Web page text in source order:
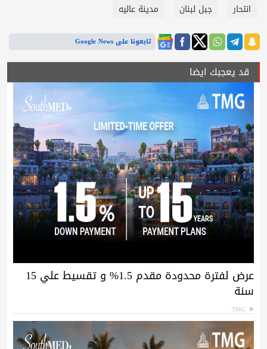
انتحار جبل لبنان مدينة عاليه
تابعونا على Google News
قد يعجبك ايضا
عرض لفترة محدودة مقدم 1.5% و تقسيط علي 15
سنة
TMG